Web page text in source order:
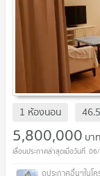
1 ห้องนอน 46.5
5,800,000 บาท